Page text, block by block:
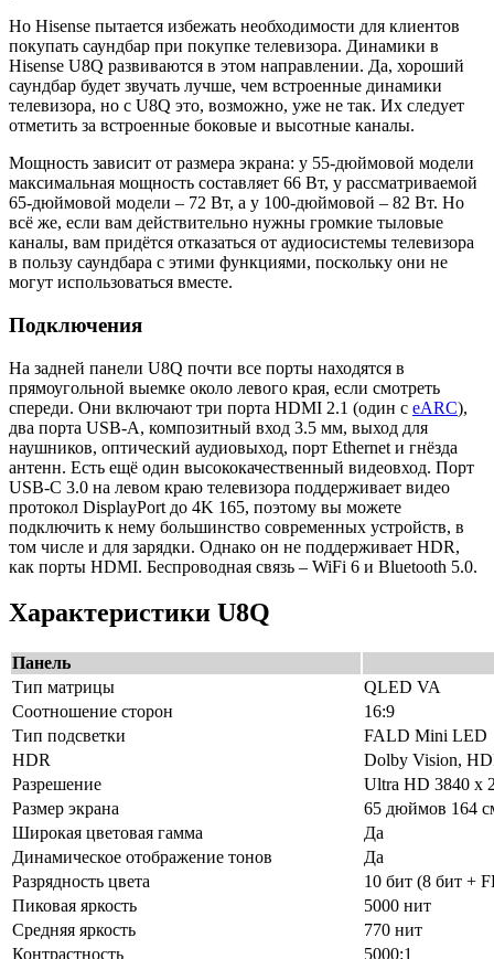
Но Hisense пытается избежать необходимости для клиентов
покупать саундбар при покупке телевизора. Динамики в
Hisense U8Q развиваются в этом направлении. Да, хороший
саундбар будет звучать лучше, чем встроенные динамики
телевизора, но с U8Q это, возможно, уже не так. Их следует
отметить за встроенные боковые и высотные каналы.
Мощность зависит от размера экрана: у 55-дюймовой модели
максимальная мощность составляет 66 Вт, у рассматриваемой
65-дюймовой модели – 72 Вт, а у 100-дюймовой – 82 Вт. Но
всё же, если вам действительно нужны громкие тыловые
каналы, вам придётся отказаться от аудиосистемы телевизора
в пользу саундбара с этими функциями, поскольку они не
могут использоваться вместе.
Подключения
На задней панели U8Q почти все порты находятся в
прямоугольной выемке около левого края, если смотреть
спереди. Они включают три порта HDMI 2.1 (один с eARC),
два порта USB-A, композитный вход 3.5 мм, выход для
наушников, оптический аудиовыход, порт Ethernet и гнёзда
антенн. Есть ещё один высококачественный видеовход. Порт
USB-C 3.0 на левом краю телевизора поддерживает видео
протокол DisplayPort до 4K 165, поэтому вы можете
подключить к нему большинство современных устройств, в
том числе и для зарядки. Однако он не поддерживает HDR,
как порты HDMI. Беспроводная связь – WiFi 6 и Bluetooth 5.0.
Характеристики U8Q
Панель
Тип матрицы
QLED VA
Соотношение сторон
16:9
Тип подсветки
FALD Mini LED
HDR
Dolby Vision,
Разрешение
Ultra HD 3840 x
Размер экрана
65 дюймов 164
Широкая цветовая гамма
Да
Динамическое отображение тонов
Да
Разрядность цвета
10 бит (8 бит +
Пиковая яркость
5000 нит
Средняя яркость
770 нит
Контрастность
5000:1